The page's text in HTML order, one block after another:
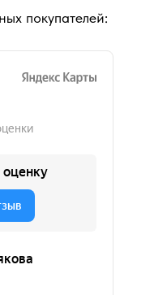
покупателей: